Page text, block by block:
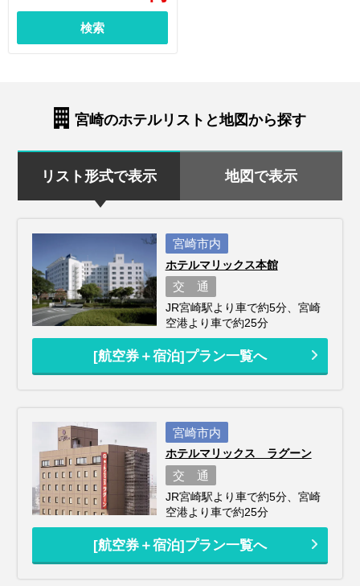
検索
宮崎のホテルリストと地図から探す
リスト形式で表示 地図で表示
宮崎市内
ホテルマリックス本館
交 通
JR宮崎駅より車で約5分、宮崎
空港より車で約25分
[航空券＋宿泊]プラン一覧へ
宮崎市内
ホテルマリックス ラグーン
交 通
JR宮崎駅より車で約5分、宮崎
空港より車で約25分
[航空券＋宿泊]プラン一覧へ